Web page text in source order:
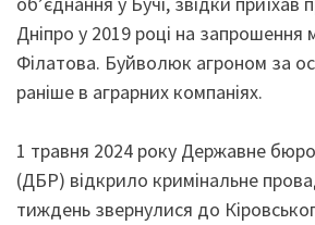
Дніпро у 2019 році на запрошення
Філатова. Буйволюк агроном за
раніше в аграрних компаніях.
1 травня 2024 року Державне
(ДБР) відкрило кримінальне
тиждень звернулися до